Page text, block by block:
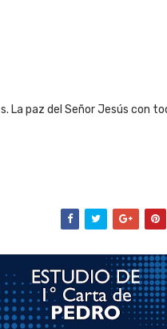
La paz del Señor Jesús con